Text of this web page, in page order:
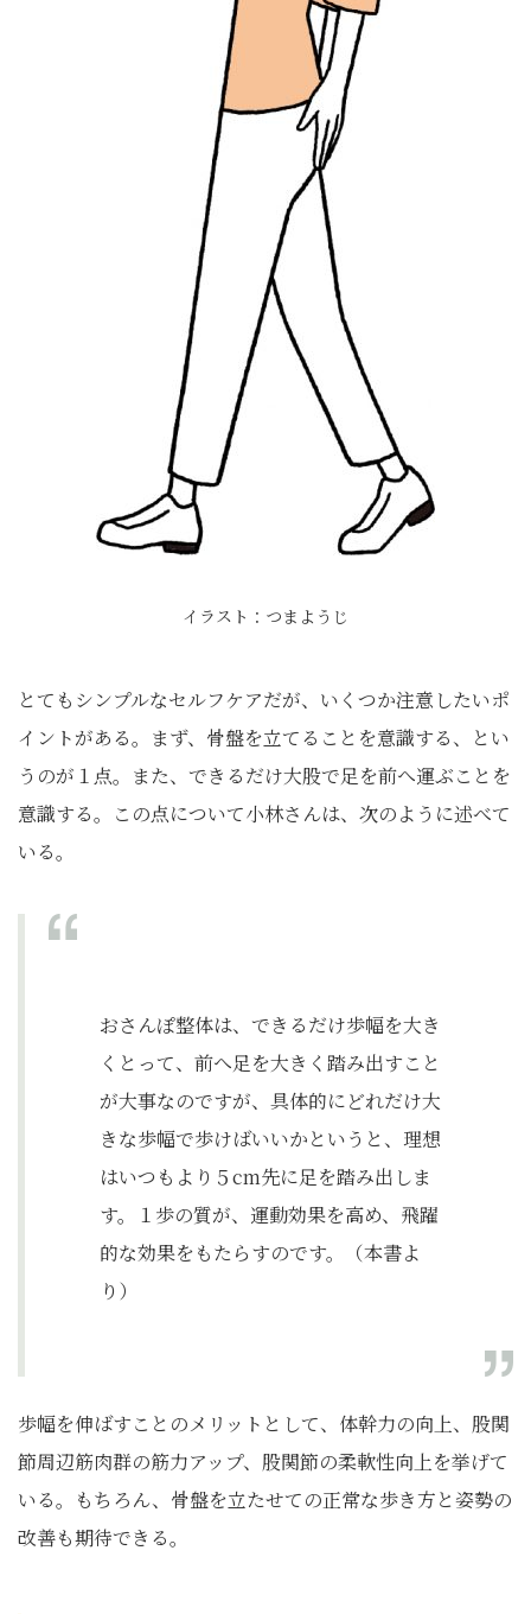
イラスト：つまようじ
とてもシンプルなセルフケアだが、いくつか注意したいポ
イントがある。まず、骨盤を立てることを意識する、とい
うのが１点。また、できるだけ大股で足を前へ運ぶことを
意識する。この点について小林さんは、次のように述べて
いる。
おさんぽ整体は、できるだけ歩幅を大き
くとって、前へ足を大きく踏み出すこと
が大事なのですが、具体的にどれだけ大
きな歩幅で歩けばいいかというと、理想
はいつもより５cm先に足を踏み出しま
す。１歩の質が、運動効果を高め、飛躍
的な効果をもたらすのです。（本書よ
り）
歩幅を伸ばすことのメリットとして、体幹力の向上、股関
節周辺筋肉群の筋力アップ、股関節の柔軟性向上を挙げて
いる。もちろん、骨盤を立たせての正常な歩き方と姿勢の
改善も期待できる。